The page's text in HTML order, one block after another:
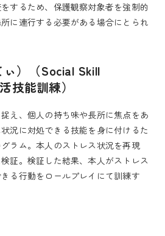
するため、保護観察対象者を強制的
に連行する必要がある場合にとられ
）（Social Skill
技能訓練）
え、個人の持ち味や長所に焦点をあ
況に対処できる技能を身に付けるた
ラム。本人のストレス状況を再現
証。検証した結果、本人がストレス
る行動をロールプレイにて訓練す